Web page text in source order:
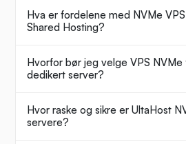
Hva er fordelene med NVMe
Shared Hosting?
Hvorfor bør jeg velge VPS
dedikert server?
Hvor raske og sikre er UltaHost
servere?